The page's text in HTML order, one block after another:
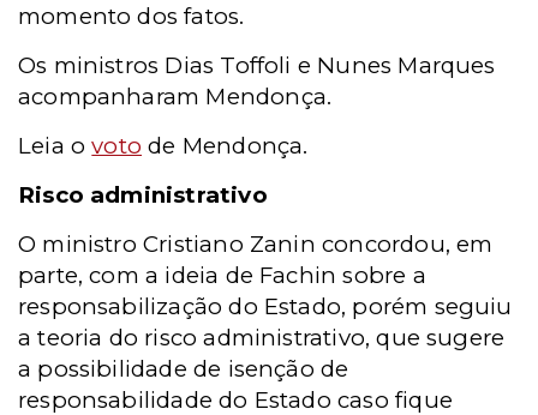
momento dos fatos.
Os ministros Dias Toffoli e Nunes Marques
acompanharam Mendonça.
Leia ovoto de Mendonça.
Risco administrativo
O ministro Cristiano Zanin concordou, em
parte, com a ideia de Fachin sobre a
responsabilização do Estado, porém seguiu
a teoria do risco administrativo, que sugere
a possibilidade de isenção de
responsabilidade do Estado caso fique